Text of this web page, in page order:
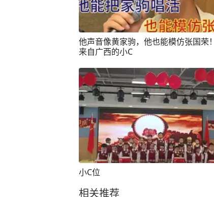
他声音像黄家驹，他也能模仿张国荣
来自广西的小C
小C位
相关推荐